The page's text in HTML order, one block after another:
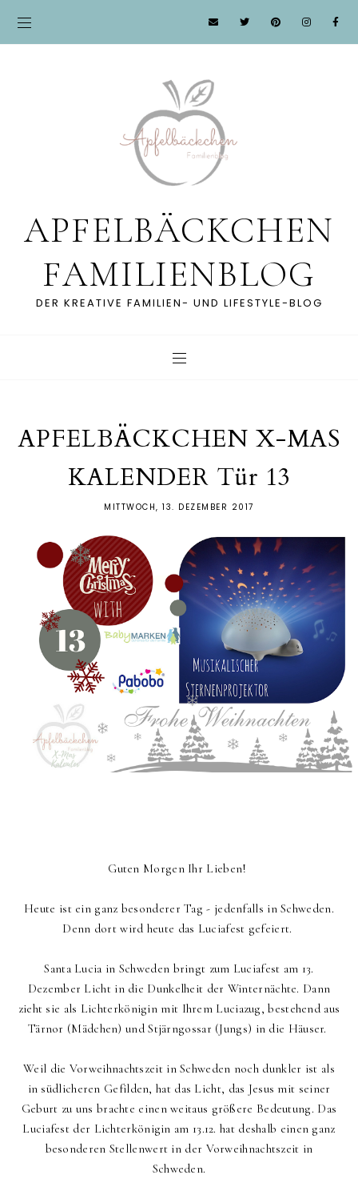
APFELBÄCKCHEN
FAMILIENBLOG
DER KREATIVE FAMILIEN- UND LIFESTYLE-BLOG
APFELBÄCKCHEN X-MAS
KALENDER Tür 13
MITTWOCH, 13. DEZEMBER 2017
Guten Morgen Ihr Lieben!
Heute ist ein ganz besonderer Tag - jedenfalls in Schweden.
Denn dort wird heute das Luciafest gefeiert.
Santa Lucia in Schweden bringt zum Luciafest am 13.
Dezember Licht in die Dunkelheit der Winternächte. Dann
zieht sie als Lichterkönigin mit Ihrem Luciazug, bestehend aus
Tärnor (Mädchen) und Stjärngossar (Jungs) in die Häuser.
Weil die Vorweihnachtszeit in Schweden noch dunkler ist als
in südlicheren Gefilden, hat das Licht, das Jesus mit seiner
Geburt zu uns brachte einen weitaus größere Bedeutung. Das
Luciafest der Lichterkönigin am 13.12. hat deshalb einen ganz
besonderen Stellenwert in der Vorweihnachtszeit in
Schweden.